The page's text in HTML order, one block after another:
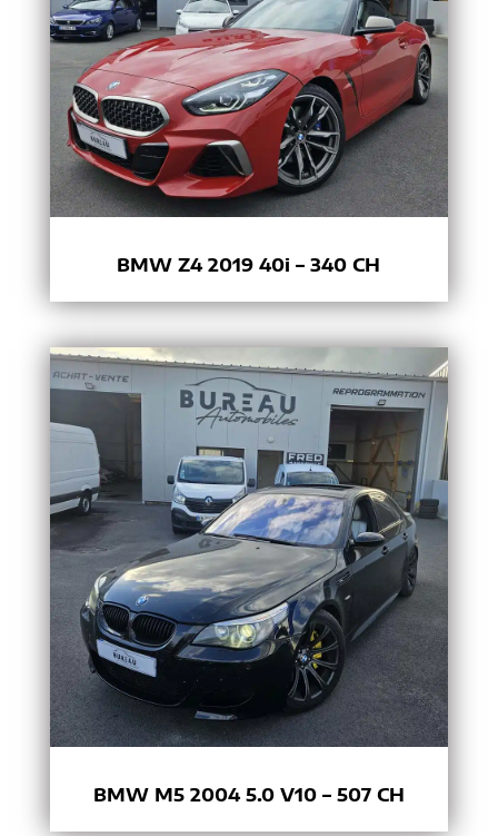
BMW Z4 2019 40i – 340 CH
BMW M5 2004 5.0 V10 – 507 CH